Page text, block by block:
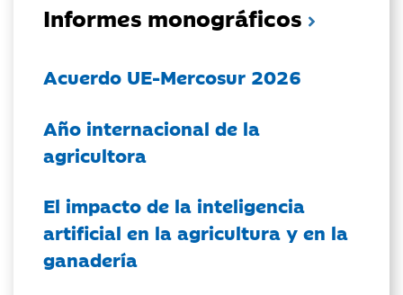
Informes monográficos
Acuerdo UE-Mercosur 2026
Año internacional de la
agricultora
El impacto de la inteligencia
artificial en la agricultura y en la
ganadería